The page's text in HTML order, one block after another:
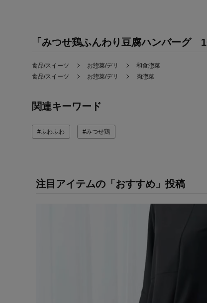
「みつせ鶏ふんわり豆腐ハンバーグ
食品/スイーツ お惣菜/デリ
和食惣菜
食品/スイーツ
お惣菜/デリ 肉惣菜
関連キーワード
#ふわふわ #みつせ鶏
注目アイテムの「おすすめ」投稿